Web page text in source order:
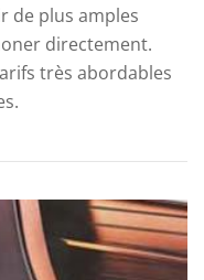
de plus amples
directement.
très abordables